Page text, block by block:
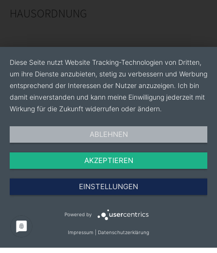
HAUSORDNUNG
Diese Seite nutzt Website Tracking-Technologien von Dritten,
um ihre Dienste anzubieten, stetig zu verbessern und Werbung
entsprechend der Interessen der Nutzer anzuzeigen. Ich bin
damit einverstanden und kann meine Einwilligung jederzeit mit
Wirkung für die Zukunft widerrufen oder ändern.
ABLEHNEN
AKZEPTIEREN
EINSTELLUNGEN
Powered by
Impressum Datenschutzerklärung